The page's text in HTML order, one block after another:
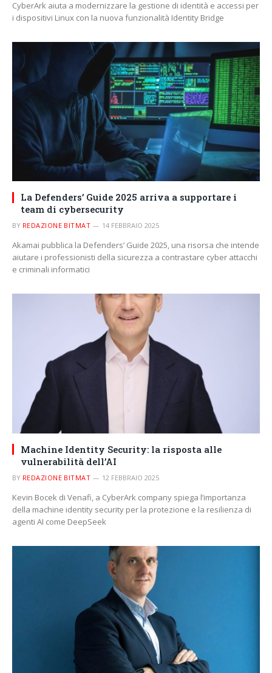
CyberArk aiuta a modernizzare la gestione di identità e accessi per
i dispositivi Linux con la nuova funzionalità Identity Bridge
La Defenders’ Guide 2025 arriva a supportare i
team di cybersecurity
BY REDAZIONE BITMAT 14 FEBBRAIO 2025
Akamai pubblica la Defenders’ Guide 2025, una risorsa che intende
aiutare i professionisti della sicurezza a contrastare cyber attacchi
e criminali informatici
Machine Identity Security: la risposta alle
vulnerabilità dell’AI
BY REDAZIONE BITMAT 12 FEBBRAIO 2025
Kevin Bocek di Venafi, a CyberArk company spiega l’importanza
della machine identity security per la protezione e la resilienza di
agenti AI come DeepSeek